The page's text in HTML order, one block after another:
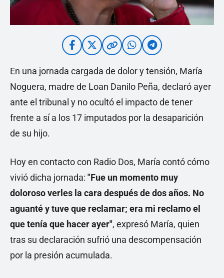
En una jornada cargada de dolor y tensión, María
Noguera, madre de Loan Danilo Peña, declaró ayer
ante el tribunal y no ocultó el impacto de tener
frente a sí a los 17 imputados por la desaparición
de su hijo.
Hoy en contacto con Radio Dos, María contó cómo
vivió dicha jornada: "Fue un momento muy
doloroso verles la cara después de dos años. No
aguanté y tuve que reclamar; era mi reclamo el
que tenía que hacer ayer", expresó María, quien
tras su declaración sufrió una descompensación
por la presión acumulada.